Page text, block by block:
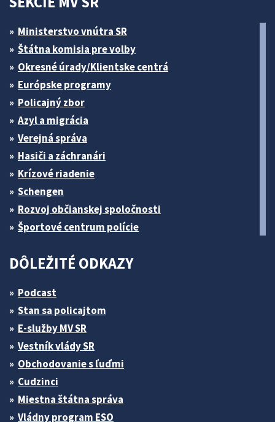
Ministerstvo vnútra SR
Štátna komisia pre volby
Okresné úrady/Klientske centrá
Európske programy
Policajný zbor
Azyl a migrácia
Verejná správa
Hasiči a záchranári
Krízové riadenie
Schengen
Rozvoj občianskej spoločnosti
Športové centrum polície
DÔLEŽITÉ ODKAZY
Podcast
Stan sa policajtom
E-služby MV SR
Vestník vlády SR
Obchodovanie s ľuďmi
Cudzinci
Miestna štátna správa
Vládny program ESO